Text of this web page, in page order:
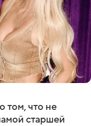
том, что не
старшей